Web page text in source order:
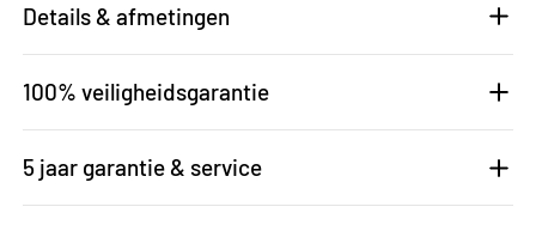
Details & afmetingen
100% veiligheidsgarantie
5 jaar garantie & service